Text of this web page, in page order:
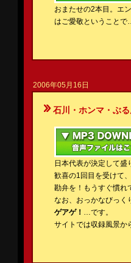
おまたせの2本目。エ
はご愛敬ということ
2006年05月16日
石川・ホンマ・ぶる
日本代表が決定して盛
歓喜の1回目を受けて
勘弁を！もうすぐ慣れ
なお、おっかなびっく
ゲアゲ！ …です。
サイトでは収録風景